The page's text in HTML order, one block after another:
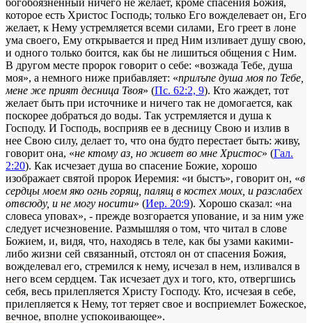
которое есть Христос Господь; только Его вожделевает он, Его
желает, к Нему устремляется всеми силами, Его греет в лоне
ума своего, Ему открывается и пред Ним изливает душу свою,
и одного только боится, как бы не лишиться общения с Ним.
В другом месте пророк говорит о себе: «возжада Тебе, душа
моя», а немного ниже прибавляет: «прилъпе душа моя по Тебе,
мене же прият десница Твоя» (Пс. 62:2, 9). Кто жаждет, тот
желает быть при источнике и ничего так не домогается, как
поскорее добраться до воды. Так устремляется и душа к
Господу. И Господь, восприяв ее в десницу Свою и излив в
нее Свою силу, делает то, что она будто перестает быть: живу,
говорит она, «не ктому аз, но живет во мне Христос» (Гал.
2:20). Как исчезает душа во спасение Божие, хорошо
изображает святой пророк Иеремия: «и быстъ», говорит он, «в
сердцы моем яко огнь горящ, палящ в костех моих, и разслабех
отвсюду, и не могу носити» (Иер. 20:9). Хорошо сказал: «на
словеса уповах», - прежде возгорается упование, и за ним уже
следует исчезновение. Размышляя о том, что читал в слове
Божием, и, видя, что, находясь в теле, как бы узами какими-
либо жизни сей связанный, отстоял он от спасения Божия,
вожделевал его, стремился к нему, исчезал в нем, изливался в
него всем сердцем. Так исчезает дух и того, кто, отвергшись
себя, весь прилепляется Христу Господу. Кто, исчезая в себе,
прилепляется к Нему, тот теряет свое и восприемлет Божеское,
вечное, вполне успокоивающее».